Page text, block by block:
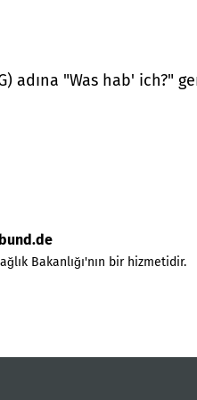
adına "Was hab' ich?"
Bakanlığı'nın bir hizmetidir.